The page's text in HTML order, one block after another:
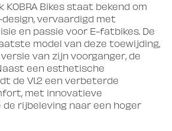
KOBRA Bikes staat bekend om
vervaardigd met
en passie voor E-fatbikes. De
laatste model van deze toewijding,
van zijn voorganger, de
een esthetische
de V1.2 een verbeterde
met innovatieve
rijbeleving naar een hoger